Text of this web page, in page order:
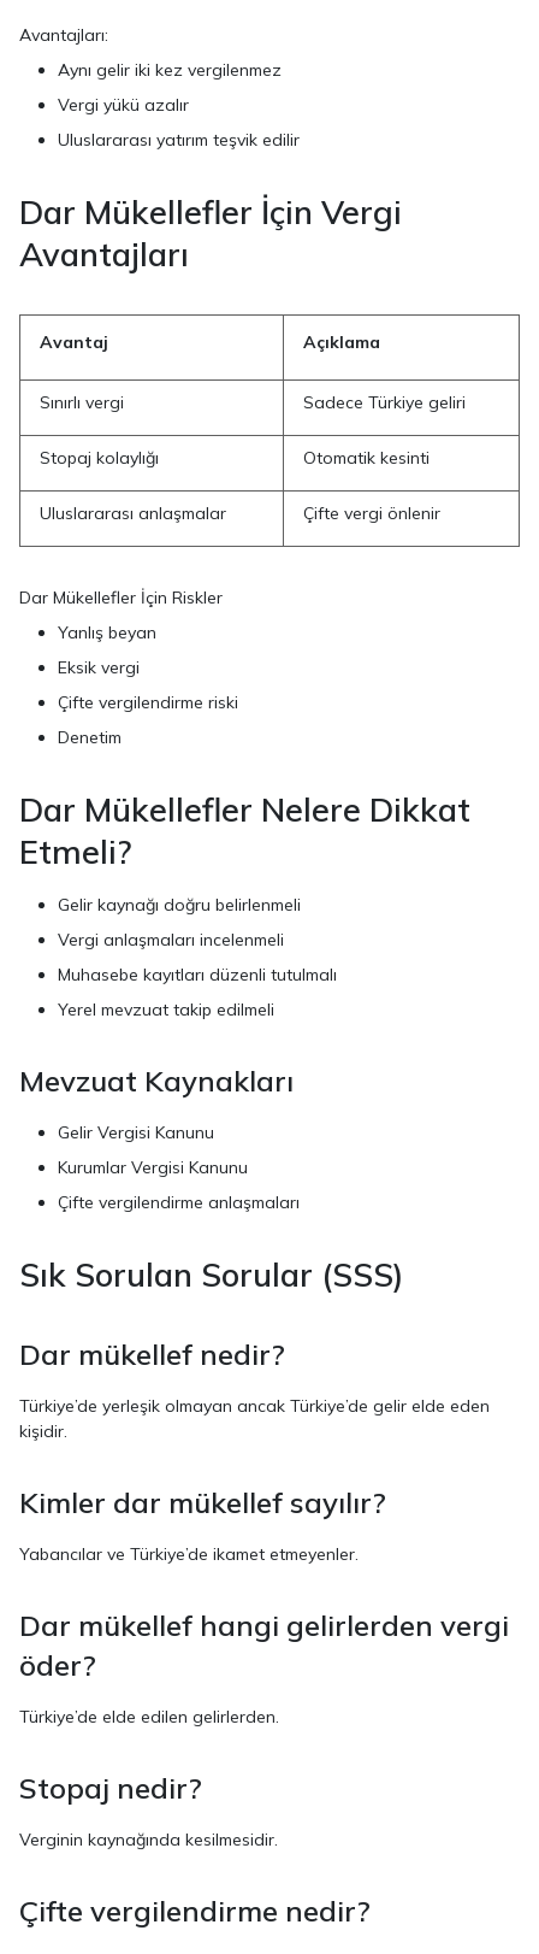
Avantajları:
Aynı gelir iki kez vergilenmez
Vergi yükü azalır
Uluslararası yatırım teşvik edilir
Dar Mükellefler İçin Vergi
Avantajları
Avantaj Açıklama
Sınırlı vergi Sadece Türkiye geliri
Stopaj kolaylığı Otomatik kesinti
Uluslararası anlaşmalar Çifte vergi önlenir
Dar Mükellefler İçin Riskler
Yanlış beyan
Eksik vergi
Çifte vergilendirme riski
Denetim
Dar Mükellefler Nelere Dikkat
Etmeli?
Gelir kaynağı doğru belirlenmeli
Vergi anlaşmaları incelenmeli
Muhasebe kayıtları düzenli tutulmalı
Yerel mevzuat takip edilmeli
Mevzuat Kaynakları
Gelir Vergisi Kanunu
Kurumlar Vergisi Kanunu
Çifte vergilendirme anlaşmaları
Sık Sorulan Sorular (SSS)
Dar mükellef nedir?
Türkiye’de yerleşik olmayan ancak Türkiye’de gelir elde eden
kişidir.
Kimler dar mükellef sayılır?
Yabancılar ve Türkiye’de ikamet etmeyenler.
Dar mükellef hangi gelirlerden vergi
öder?
Türkiye’de elde edilen gelirlerden.
Stopaj nedir?
Verginin kaynağında kesilmesidir.
Çifte vergilendirme nedir?